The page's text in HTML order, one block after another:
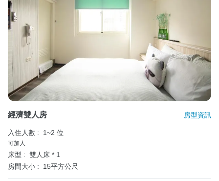
經濟雙人房 房型資訊
入住人數 : 1~2 位
可加人
床型 : 雙人床 * 1
房間大小 :
15平方公尺